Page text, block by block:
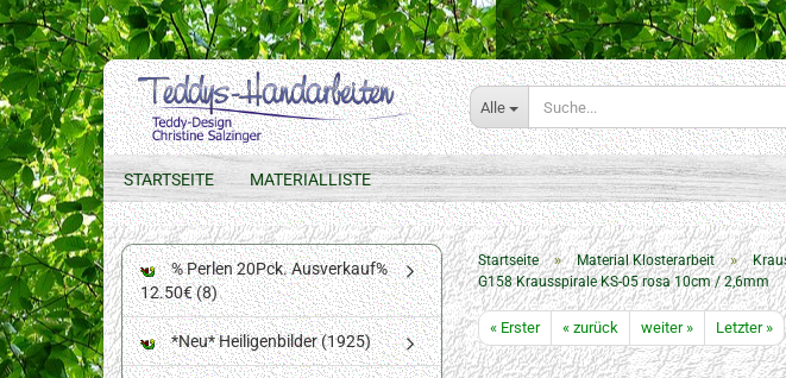
Alle
STARTSEITE MATERIALLISTE
Startseite » Material Klosterarbeit »
G158 Krausspirale KS-05 rosa 10cm / 2,6mm
« Erster « zurück weiter » Letzter »
% Perlen 20Pck. Ausverkauf%
12.50€ (8)
*Neu* Heiligenbilder (1925)